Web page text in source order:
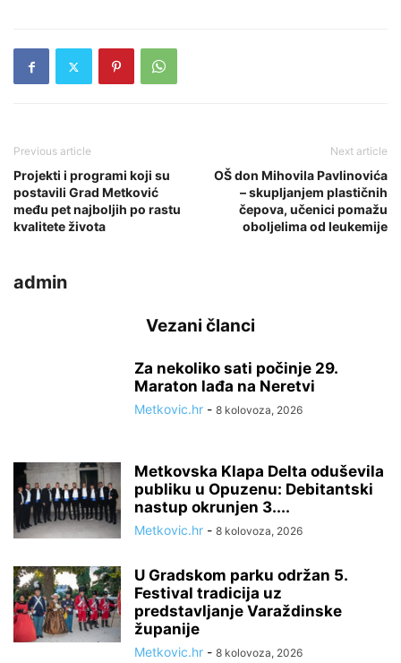
Previous article
Projekti i programi koji su
postavili Grad Metković
među pet najboljih po rastu
kvalitete života
Next article
OŠ don Mihovila Pavlinovića
– skupljanjem plastičnih
čepova, učenici pomažu
oboljelima od leukemije
admin
Vezani članci
Za nekoliko sati počinje 29.
Maraton lađa na Neretvi
Metkovic.hr - 8 kolovoza, 2026
Metkovska Klapa Delta oduševila
publiku u Opuzenu: Debitantski
nastup okrunjen 3....
Metkovic.hr - 8 kolovoza, 2026
U Gradskom parku održan 5.
Festival tradicija uz
predstavljanje Varaždinske
županije
Metkovic.hr - 8 kolovoza, 2026